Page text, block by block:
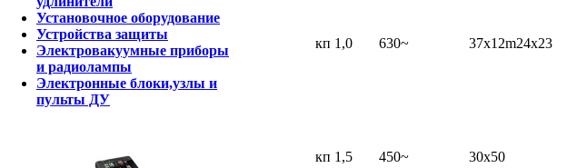
Установочное оборудование
Устройства защиты
Электровакуумные приборы
и радиолампы
Электронные блоки,узлы и
пульты ДУ
кп 1,0 630~ 37x12m24x23
кп 1,5 450~ 30x50